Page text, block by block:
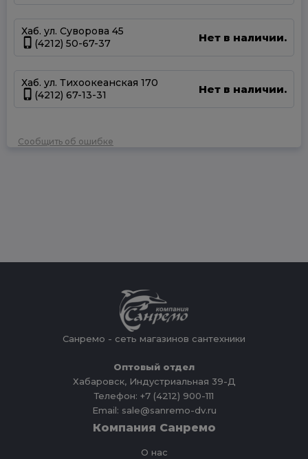
Хаб. ул. Суворова 45
(4212) 50-67-37
Нет в наличии.
Хаб. ул. Тихоокеанская 170
(4212) 67-13-31
Нет в наличии.
Сообщить об ошибке
Санремо - сеть магазинов сантехники
Оптовый отдел
Хабаровск, Индустриальная 39-Д
Телефон: +7 (4212) 900-111
Email: sale@sanremo-dv.ru
Компания Санремо
О нас